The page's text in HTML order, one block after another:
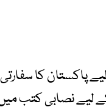
کا سفارتی
کے لیے نصابی کتب